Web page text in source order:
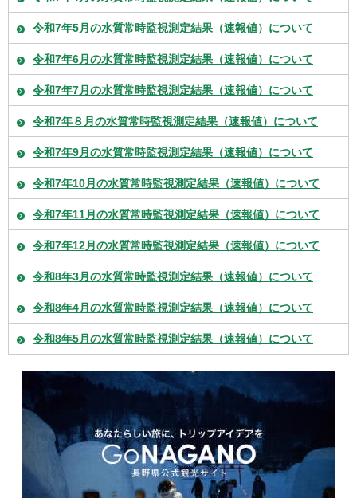
令和7年5月の水質常時監視測定結果（速報値）について
令和7年6月の水質常時監視測定結果（速報値）について
令和7年7月の水質常時監視測定結果（速報値）について
令和7年８月の水質常時監視測定結果（速報値）について
令和7年9月の水質常時監視測定結果（速報値）について
令和7年10月の水質常時監視測定結果（速報値）について
令和7年11月の水質常時監視測定結果（速報値）について
令和7年12月の水質常時監視測定結果（速報値）について
令和8年3月の水質常時監視測定結果（速報値）について
令和8年4月の水質常時監視測定結果（速報値）について
令和8年5月の水質常時監視測定結果（速報値）について